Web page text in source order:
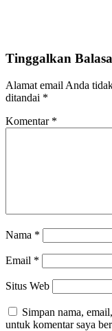
Tinggalkan
Alamat email Anda
ditandai *
Komentar *
Nama *
Email *
Situs Web
Simpan nama,
untuk komentar saya